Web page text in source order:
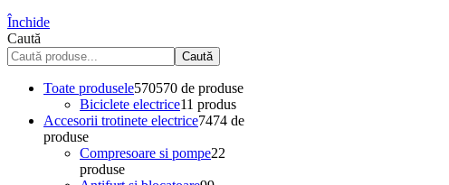
Închide
Caută
Caută
Toate produsele570570 de produse
Biciclete electrice11 produs
Accesorii trotinete electrice7474 de
produse
Compresoare si pompe22
produse